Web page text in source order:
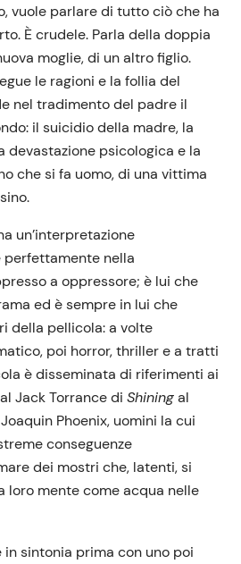
vuole parlare di tutto ciò che ha
È crudele. Parla della doppia
moglie, di un altro figlio.
le ragioni e la follia del
nel tradimento del padre il
il suicidio della madre, la
devastazione psicologica e la
che si fa uomo, di una vittima
un’interpretazione
perfettamente nella
a oppressore; è lui che
ed è sempre in lui che
della pellicola: a volte
poi horror, thriller e a tratti
è disseminata di riferimenti ai
Jack Torrance di Shiningal
Phoenix, uomini la cui
conseguenze
dei mostri che, latenti, si
loro mente come acqua nelle
sintonia prima con uno poi